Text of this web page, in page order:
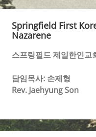
Springfield First
Nazarene
스프링필드 제일한인교
담임목사: 손제형
Rev. Jaehyung Son